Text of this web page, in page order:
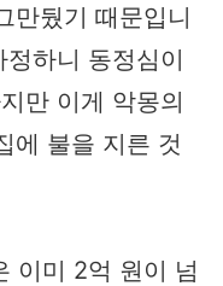
만뒀기 때문입니
하니 동정심이
만 이게 악몽의
에 불을 지른 것
이미 2억 원이 넘